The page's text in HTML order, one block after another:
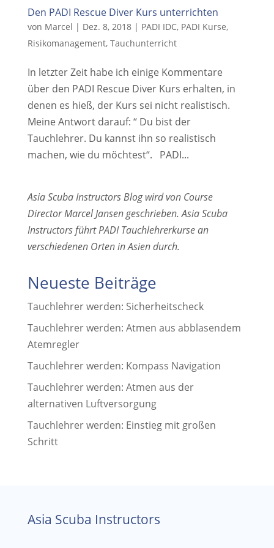
Den PADI Rescue Diver Kurs unterrichten
von Marcel | Dez. 8, 2018| PADI IDC, PADI Kurse,
Risikomanagement, Tauchunterricht
In letzter Zeit habe ich einige Kommentare
über den PADI Rescue Diver Kurs erhalten, in
denen es hieß, der Kurs sei nicht realistisch.
Meine Antwort darauf: “ Du bist der
Tauchlehrer. Du kannst ihn so realistisch
machen, wie du möchtest“. PADI...
Asia Scuba Instructors Blog wird von Course
Director Marcel Jansen geschrieben. Asia Scuba
Instructors führt PADI Tauchlehrerkurse an
verschiedenen Orten in Asien durch.
Neueste Beiträge
Tauchlehrer werden: Sicherheitscheck
Tauchlehrer werden: Atmen aus abblasendem
Atemregler
Tauchlehrer werden: Kompass Navigation
Tauchlehrer werden: Atmen aus der
alternativen Luftversorgung
Tauchlehrer werden: Einstieg mit großen
Schritt
Asia Scuba Instructors